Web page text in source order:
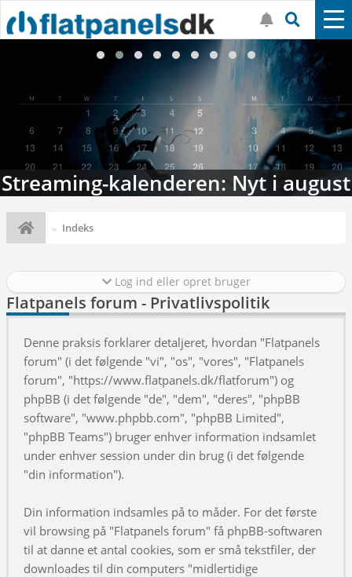
Streaming-kalenderen: Nyt i august
Indeks
Log ind eller opret bruger
Flatpanels forum - Privatlivspolitik
Denne praksis forklarer detaljeret, hvordan "Flatpanels
forum" (i det følgende "vi", "os", "vores", "Flatpanels
forum", "https://www.flatpanels.dk/flatforum") og
phpBB (i det følgende "de", "dem", "deres", "phpBB
software", "www.phpbb.com", "phpBB Limited",
"phpBB Teams") bruger enhver information indsamlet
under enhver session under din brug (i det følgende
"din information").
Din information indsamles på to måder. For det første
vil browsing på "Flatpanels forum" få phpBB-softwaren
til at danne et antal cookies, som er små tekstfiler, der
downloades til din computers "midlertidige